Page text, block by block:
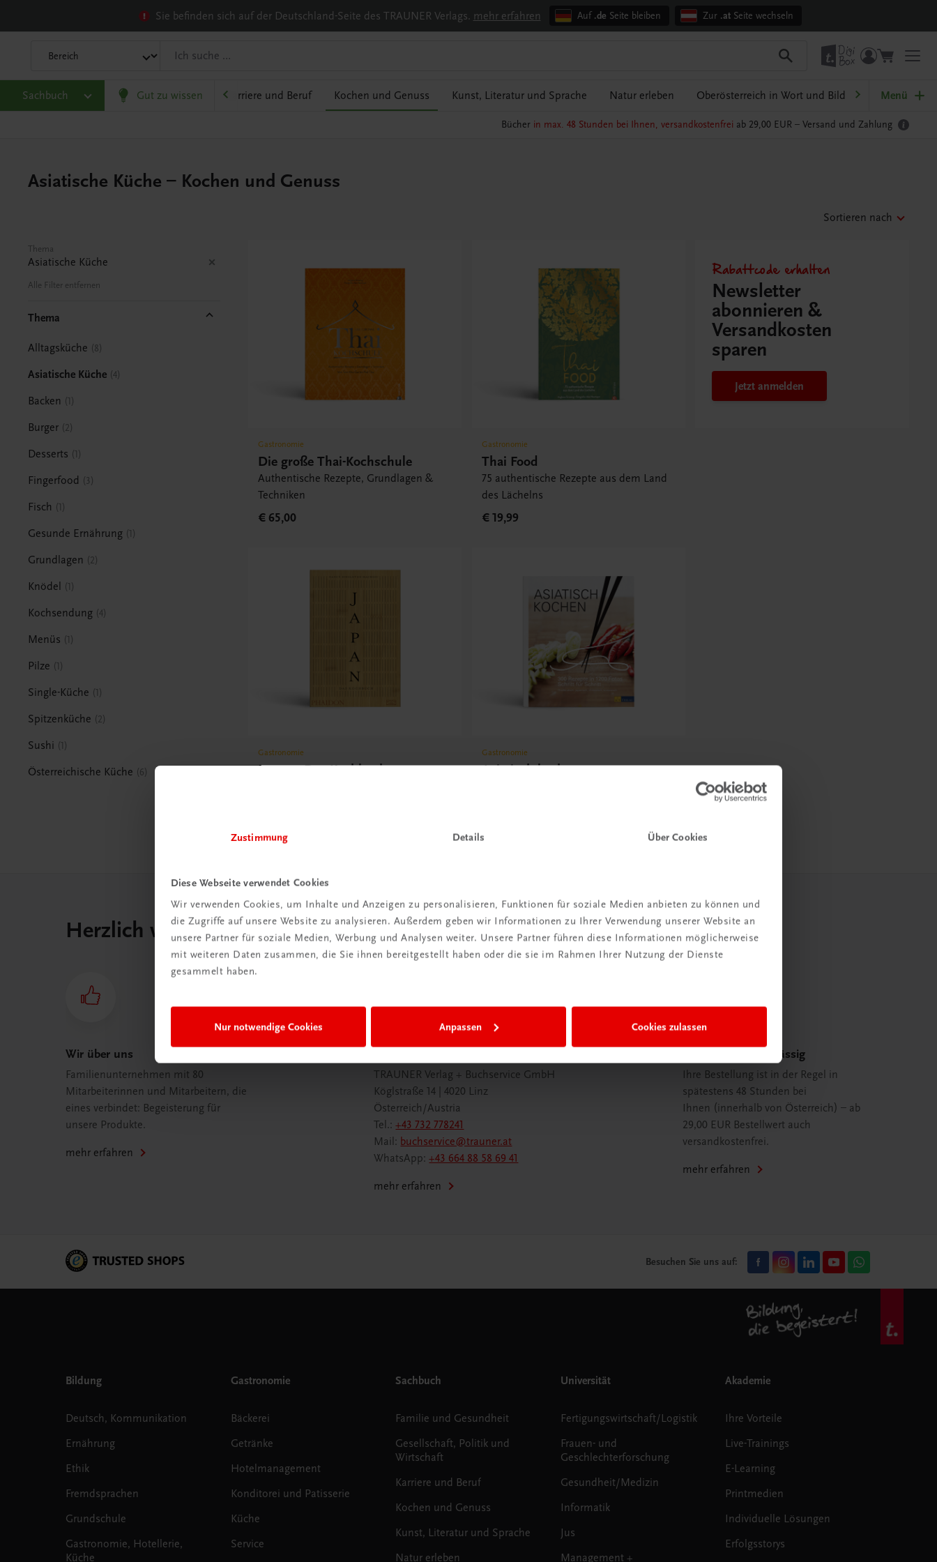
Zustimmung Details Über Cookies
Diese Webseite verwendet Cookies
Wir verwenden Cookies, um Inhalte und Anzeigen zu personalisieren, Funktionen für soziale Medien anbieten zu können und
die Zugriffe auf unsere Website zu analysieren. Außerdem geben wir Informationen zu Ihrer Verwendung unserer Website an
unsere Partner für soziale Medien, Werbung und Analysen weiter. Unsere Partner führen diese Informationen möglicherweise
mit weiteren Daten zusammen, die Sie ihnen bereitgestellt haben oder die sie im Rahmen Ihrer Nutzung der Dienste
gesammelt haben.
Nur notwendige Cookies Anpassen Cookies zulassen
Sie befinden sich auf der Deutschland-Seite des TRAUNER Verlags. mehr erfahren Auf .de Seite bleiben Zur .atSeite wechseln
Sachbuch Gut zu wissen
Gesellschaft, Politik und Wirtschaft Karriere und Beruf Kochen und Genuss Kunst, Literatur und Sprache Natur erleben Oberösterreich in Wort und Bild Ratgeber
Menü
Bücher in max. 48 Stunden bei Ihnen, versandkostenfrei ab 29,00 EUR – Versand und Zahlung
Asiatische Küche – Kochen und Genuss
Sortieren nach
Thema
Asiatische Küche
Alle Filter entfernen
Thema
Alltagsküche 8
Asiatische Küche 4
Backen 1
Burger 2
Desserts 1
Fingerfood 3
Fisch 1
Gesunde Ernährung 1
Grundlagen 2
Knödel 1
Kochsendung 4
Menüs 1
Pilze 1
Single-Küche 1
Spitzenküche 2
Sushi 1
Österreichische Küche 6
Gastronomie
Die große Thai-Kochschule
Authentische Rezepte, Grundlagen &
Techniken
€ 65,00
Gastronomie
Thai Food
75 authentische Rezepte aus dem Land
des Lächelns
€ 19,99
Rabattcode erhalten
Newsletter
abonnieren &
Versandkosten
sparen
Jetzt anmelden
Gastronomie
Japan – Das Kochbuch
Gastronomie
Asiatisch kochen
Herzlich willkommen bei TRAUNER!
Wir über uns
Familienunternehmen mit 80
Mitarbeiterinnen und Mitarbeitern, die
eines verbindet: Begeisterung für
unsere Produkte.
mehr erfahren
TRAUNER Verlag + Buchservice GmbH
Köglstraße 14 | 4020 Linz
Österreich/Austria
Tel.:+43 732 778241
Mail: buchservice@trauner.at
WhatsApp:+43 664 88 58 69 41
mehr erfahren
Schnell und zuverlässig
Ihre Bestellung ist in der Regel in
spätestens 48 Stunden bei
Ihnen (innerhalb von Österreich) – ab
29,00 EUR Bestellwert auch
versandkostenfrei.
mehr erfahren
Besuchen Sie uns auf:
Bildung
Deutsch, Kommunikation
Ernährung
Ethik
Fremdsprachen
Grundschule
Gastronomie, Hotellerie,
Küche
Gastronomie
Bäckerei
Getränke
Hotelmanagement
Konditorei und Patisserie
Küche
Service
Sachbuch
Familie und Gesundheit
Gesellschaft, Politik und
Wirtschaft
Karriere und Beruf
Kochen und Genuss
Kunst, Literatur und Sprache
Natur erleben
Universität
Fertigungswirtschaft/Logistik
Frauen- und
Geschlechterforschung
Gesundheit/Medizin
Informatik
Jus
Management +
Akademie
Ihre Vorteile
Live-Trainings
E-Learning
Printmedien
Individuelle Lösungen
Erfolgsstorys